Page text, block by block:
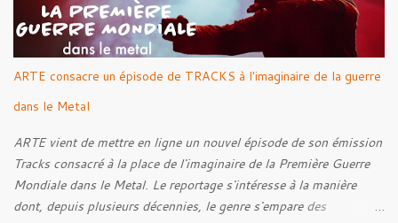
ARTE consacre un épisode de TRACKS à l'imaginaire de la guerre
dans le Metal
ARTE vient de mettre en ligne un nouvel épisode de son émission
Tracks consacré à la place de l'imaginaire de la Première Guerre
Mondiale dans le Metal. Le reportage s'intéresse à la manière
dont, depuis plusieurs décennies, le genre s'empare des